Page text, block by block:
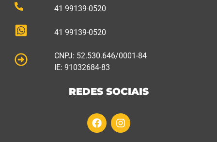
41 99139-0520
41 99139-0520
CNPJ: 52.530.646/0001-84
IE: 91032684-83
REDES SOCIAIS